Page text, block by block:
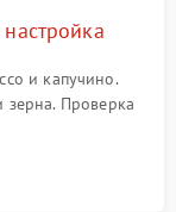
и капучино.
зерна. Проверка
напитка и
посторонних